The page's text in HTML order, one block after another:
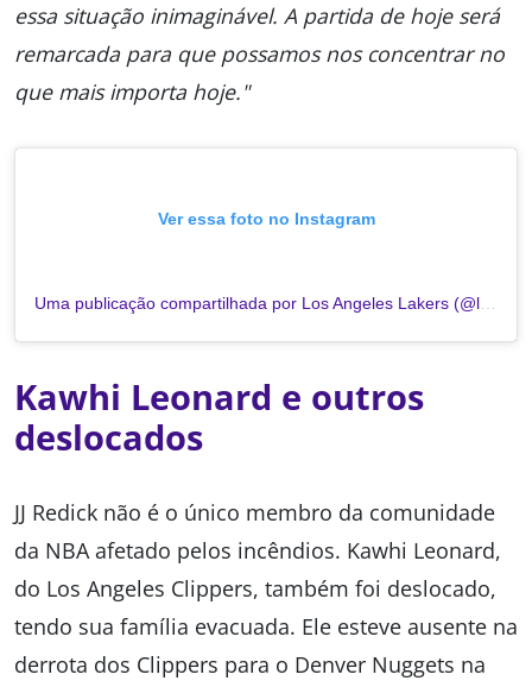
essa situação inimaginável. A partida de hoje será
remarcada para que possamos nos concentrar no
que mais importa hoje."
Ver essa foto no Instagram
Uma publicação compartilhada por Los Angeles Lakers (@lakers)
Kawhi Leonard e outros
deslocados
JJ Redick não é o único membro da comunidade
da NBA afetado pelos incêndios. Kawhi Leonard,
do Los Angeles Clippers, também foi deslocado,
tendo sua família evacuada. Ele esteve ausente na
derrota dos Clippers para o Denver Nuggets na